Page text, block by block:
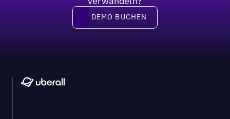
DEMO BUCHEN
DEMO BUCHEN